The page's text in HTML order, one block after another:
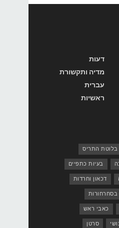
דעות
מדיה ותקשורת
עברית
ראשיות
בלוטת התריס
בעיות כתפיים
דכאון וחרדות
בסחרחורות
כאבי ראש
סרטן